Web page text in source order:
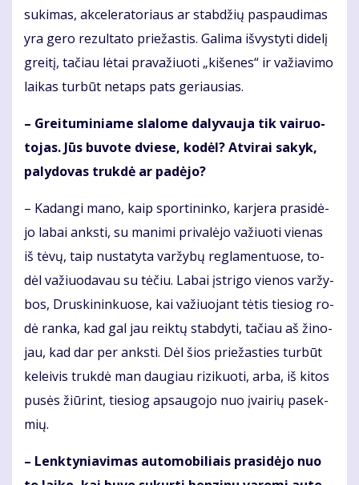
su­ki­mas, ak­ce­le­ra­to­riaus ar stab­džių pa­spau­di­mas
yra ge­ro re­zul­ta­to prie­žas­tis. Ga­li­ma iš­vys­ty­ti di­de­lį
grei­tį, ta­čiau lė­tai pra­va­žiuo­ti „ki­še­nes“ ir va­žia­vi­mo
lai­kas tur­būt ne­taps pats ge­riau­sias.
– Grei­tu­mi­nia­me sla­lo­me da­ly­vau­ja tik vai­ruo­
to­jas. Jūs bu­vo­te dvie­se, ko­dėl? At­vi­rai sa­kyk,
pa­ly­do­vas truk­dė ar pa­dė­jo?
– Ka­dan­gi ma­no, kaip spor­ti­nin­ko, kar­je­ra pra­si­dė­
jo la­bai anks­ti, su ma­ni­mi pri­va­lė­jo va­žiuo­ti vie­nas
iš tė­vų, taip nu­sta­ty­ta var­žy­bų reg­la­men­tuo­se, to­
dėl va­žiuo­da­vau su tė­čiu. La­bai įstri­go vie­nos var­žy­
bos, Drus­ki­nin­kuo­se, kai va­žiuo­jant tė­tis tie­siog ro­
dė ran­ka, kad gal jau reik­tų stab­dy­ti, ta­čiau aš ži­no­
jau, kad dar per anks­ti. Dėl šios prie­žas­ties tur­būt
ke­lei­vis truk­dė man dau­giau ri­zi­kuo­ti, ar­ba, iš ki­tos
pu­sės žiū­rint, tie­siog ap­sau­go­jo nuo įvai­rių pa­sek­
mių.
– Lenk­ty­nia­vi­mas au­to­mo­bi­liais pra­si­dė­jo nuo